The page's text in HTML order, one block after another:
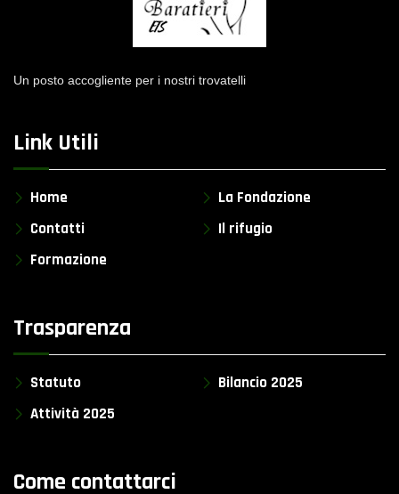
Un posto accogliente per i nostri trovatelli
Link Utili
Home
La Fondazione
Contatti
Il rifugio
Formazione
Trasparenza
Statuto
Bilancio 2025
Attività 2025
Come contattarci